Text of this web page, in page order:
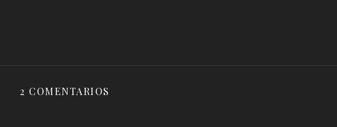
2 COMENTARIOS